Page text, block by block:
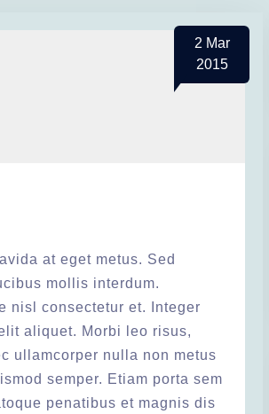
2 Mar
2015
at eget metus. Sed
mollis interdum.
nisl consectetur et. Integer
aliquet. Morbi leo risus,
ullamcorper nulla non metus
semper. Etiam porta sem
penatibus et magnis dis